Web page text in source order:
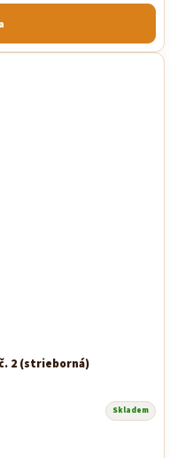
2 (strieborná)
Skladem